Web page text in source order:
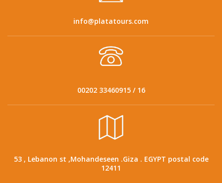
info@platatours.com
00202 33460915 / 16
53 , Lebanon st ,Mohandeseen .Giza . EGYPT postal code
12411